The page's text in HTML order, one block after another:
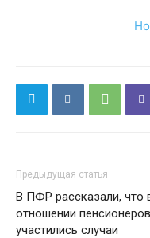
Предыдущая статья
В ПФР рассказали, что
отношении пенсионеров
участились случаи